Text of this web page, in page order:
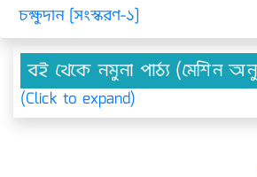
চক্ষুদান [সংস্করণ-১]
বই থেকে নমুনা পাঠ্য (মেশিন
(Click to expand)